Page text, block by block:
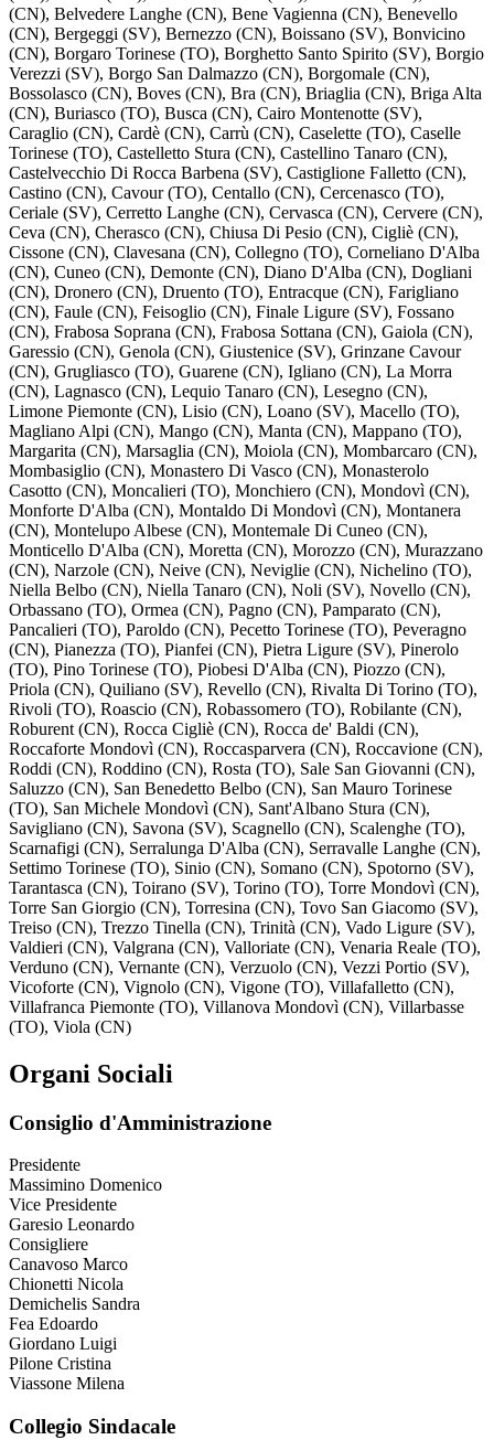
(CN), Belvedere Langhe (CN), Bene Vagienna (CN), Benevello
(CN), Bergeggi (SV), Bernezzo (CN), Boissano (SV), Bonvicino
(CN), Borgaro Torinese (TO), Borghetto Santo Spirito (SV), Borgio
Verezzi (SV), Borgo San Dalmazzo (CN), Borgomale (CN),
Bossolasco (CN), Boves (CN), Bra (CN), Briaglia (CN), Briga Alta
(CN), Buriasco (TO), Busca (CN), Cairo Montenotte (SV),
Caraglio (CN), Cardè (CN), Carrù (CN), Caselette (TO), Caselle
Torinese (TO), Castelletto Stura (CN), Castellino Tanaro (CN),
Castelvecchio Di Rocca Barbena (SV), Castiglione Falletto (CN),
Castino (CN), Cavour (TO), Centallo (CN), Cercenasco (TO),
Ceriale (SV), Cerretto Langhe (CN), Cervasca (CN), Cervere (CN),
Ceva (CN), Cherasco (CN), Chiusa Di Pesio (CN), Cigliè (CN),
Cissone (CN), Clavesana (CN), Collegno (TO), Corneliano D'Alba
(CN), Cuneo (CN), Demonte (CN), Diano D'Alba (CN), Dogliani
(CN), Dronero (CN), Druento (TO), Entracque (CN), Farigliano
(CN), Faule (CN), Feisoglio (CN), Finale Ligure (SV), Fossano
(CN), Frabosa Soprana (CN), Frabosa Sottana (CN), Gaiola (CN),
Garessio (CN), Genola (CN), Giustenice (SV), Grinzane Cavour
(CN), Grugliasco (TO), Guarene (CN), Igliano (CN), La Morra
(CN), Lagnasco (CN), Lequio Tanaro (CN), Lesegno (CN),
Limone Piemonte (CN), Lisio (CN), Loano (SV), Macello (TO),
Magliano Alpi (CN), Mango (CN), Manta (CN), Mappano (TO),
Margarita (CN), Marsaglia (CN), Moiola (CN), Mombarcaro (CN),
Mombasiglio (CN), Monastero Di Vasco (CN), Monasterolo
Casotto (CN), Moncalieri (TO), Monchiero (CN), Mondovì (CN),
Monforte D'Alba (CN), Montaldo Di Mondovì (CN), Montanera
(CN), Montelupo Albese (CN), Montemale Di Cuneo (CN),
Monticello D'Alba (CN), Moretta (CN), Morozzo (CN), Murazzano
(CN), Narzole (CN), Neive (CN), Neviglie (CN), Nichelino (TO),
Niella Belbo (CN), Niella Tanaro (CN), Noli (SV), Novello (CN),
Orbassano (TO), Ormea (CN), Pagno (CN), Pamparato (CN),
Pancalieri (TO), Paroldo (CN), Pecetto Torinese (TO), Peveragno
(CN), Pianezza (TO), Pianfei (CN), Pietra Ligure (SV), Pinerolo
(TO), Pino Torinese (TO), Piobesi D'Alba (CN), Piozzo (CN),
Priola (CN), Quiliano (SV), Revello (CN), Rivalta Di Torino (TO),
Rivoli (TO), Roascio (CN), Robassomero (TO), Robilante (CN),
Roburent (CN), Rocca Cigliè (CN), Rocca de' Baldi (CN),
Roccaforte Mondovì (CN), Roccasparvera (CN), Roccavione (CN),
Roddi (CN), Roddino (CN), Rosta (TO), Sale San Giovanni (CN),
Saluzzo (CN), San Benedetto Belbo (CN), San Mauro Torinese
(TO), San Michele Mondovì (CN), Sant'Albano Stura (CN),
Savigliano (CN), Savona (SV), Scagnello (CN), Scalenghe (TO),
Scarnafigi (CN), Serralunga D'Alba (CN), Serravalle Langhe (CN),
Settimo Torinese (TO), Sinio (CN), Somano (CN), Spotorno (SV),
Tarantasca (CN), Toirano (SV), Torino (TO), Torre Mondovì (CN),
Torre San Giorgio (CN), Torresina (CN), Tovo San Giacomo (SV),
Treiso (CN), Trezzo Tinella (CN), Trinità (CN), Vado Ligure (SV),
Valdieri (CN), Valgrana (CN), Valloriate (CN), Venaria Reale (TO),
Verduno (CN), Vernante (CN), Verzuolo (CN), Vezzi Portio (SV),
Vicoforte (CN), Vignolo (CN), Vigone (TO), Villafalletto (CN),
Villafranca Piemonte (TO), Villanova Mondovì (CN), Villarbasse
(TO), Viola (CN)
Organi Sociali
Consiglio d'Amministrazione
Presidente
Massimino Domenico
Vice Presidente
Garesio Leonardo
Consigliere
Canavoso Marco
Chionetti Nicola
Demichelis Sandra
Fea Edoardo
Giordano Luigi
Pilone Cristina
Viassone Milena
Collegio Sindacale